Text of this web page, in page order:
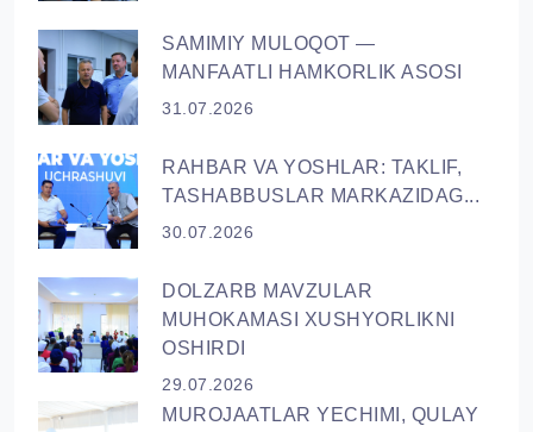
SAMIMIY MULOQOT —
MANFAATLI HAMKORLIK ASOSI
31.07.2026
RAHBAR VA YОSHLAR: TAKLIF,
TASHABBUSLAR MARKAZIDAG...
30.07.2026
DOLZARB MAVZULAR
MUHOKAMASI XUSHYORLIKNI
OSHIRDI
29.07.2026
MUROJAATLAR YECHIMI, QULAY